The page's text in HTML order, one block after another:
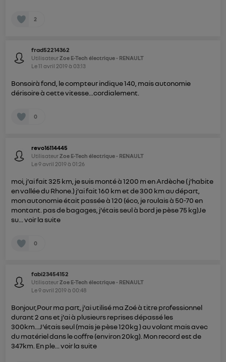
2
frad52214362
UtilisateurZoe E-Tech électrique - RENAULT
Le11 avril 2019à 03:13
Bonsoirà fond, le compteur indique 140, mais autonomie
dérisoire à cette vitesse...cordialement.
0
revo16114445
UtilisateurZoe E-Tech électrique - RENAULT
Le9 avril 2019à 01:26
moi, j'ai fait 325 km, je suis monté à 1200 m en Ardèche ( j'habite
en vallée du Rhone.) j'ai fait 160 km et de 300 km au départ,
mon autonomie était passée à 120 (éco, je roulais à 50-70 en
montant. pas de bagages, j'étais seul à bord je pèse 75 kg)Je
su...voir la suite
0
fabi23454152
UtilisateurZoe E-Tech électrique - RENAULT
Le9 avril 2019à 00:48
Bonjour,Pour ma part, j'ai utilisé ma Zoé à titre professionnel
durant 2 ans et j'ai à plusieurs reprises dépassé les
300km...J'étais seul (mais je pèse 120kg ) au volant mais avec
du matériel dans le coffre (environ 20kg). Mon record est de
347km. En ple...voir la suite